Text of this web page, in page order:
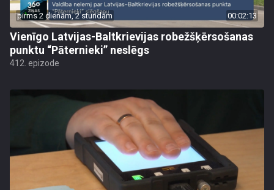
pirms 2 dienām, 2 stundām 00:02:13
Vienīgo Latvijas-Baltkrievijas robežšķērsošanas
punktu “Pāternieki” neslēgs
412. epizode